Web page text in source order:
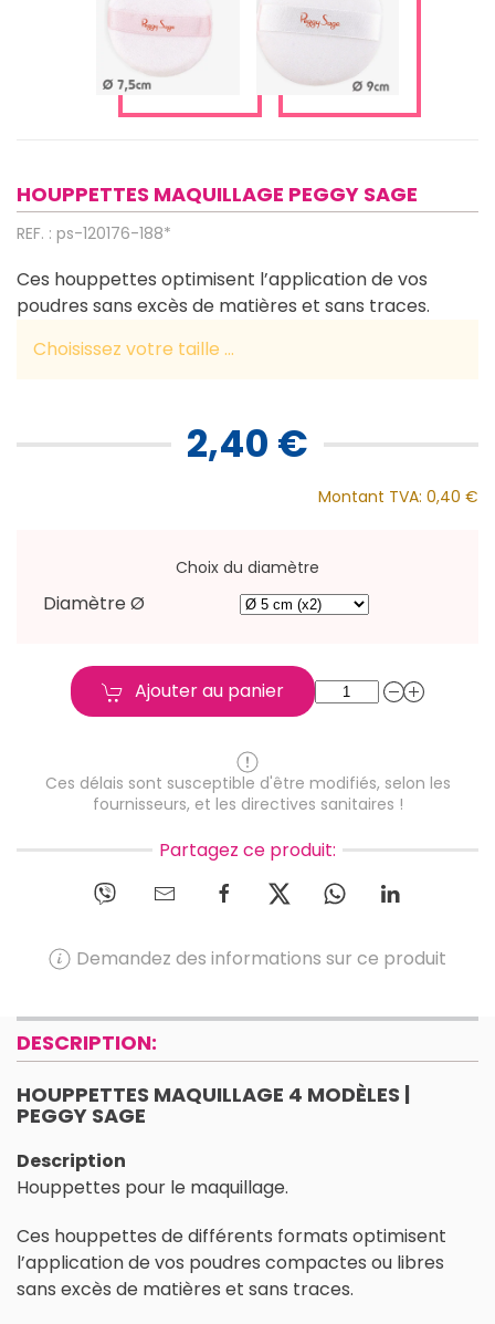
HOUPPETTES MAQUILLAGE PEGGY SAGE
REF. : ps-120176-188*
Ces houppettes optimisent l’application de vos
poudres sans excès de matières et sans traces.
Choisissez votre taille ...
2,40 €
Montant TVA: 0,40 €
Choix du diamètre
Diamètre Ø
Ajouter au panier
Ces délais sont susceptible d'être modifiés, selon les
fournisseurs, et les directives sanitaires !
Partagez ce produit:
Demandez des informations sur ce produit
DESCRIPTION:
HOUPPETTES MAQUILLAGE 4 MODÈLES |
PEGGY SAGE
Description
Houppettes pour le maquillage.
Ces houppettes de différents formats optimisent
l’application de vos poudres compactes ou libres
sans excès de matières et sans traces.